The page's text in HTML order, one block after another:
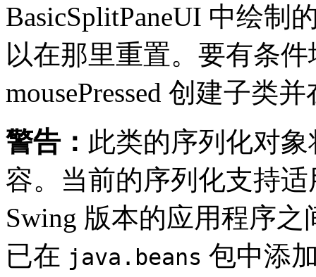
BasicSplitPaneUI 中绘制
以在那里重置。要有条
mousePressed 创建子类
警告： 此类的序列化对
容。当前的序列化支持
Swing 版本的应用程序
已在 java.beans 包中添